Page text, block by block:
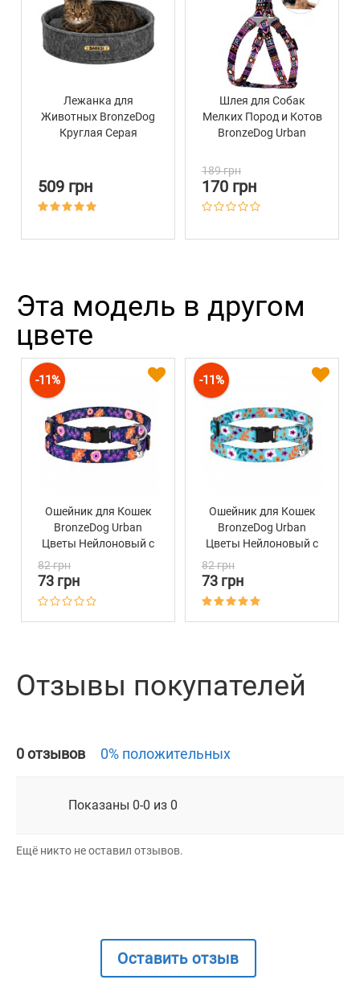
Лежанка для
Животных BronzeDog
Круглая Серая
509 грн
Шлея для Собак
Мелких Пород и Котов
BronzeDog Urban
189 грн
170 грн
Эта модель в другом
цвете
-11%
Ошейник для Кошек
BronzeDog Urban
Цветы Нейлоновый с
Пряжкой и
Колокольчиком
Синий
82 грн
73 грн
-11%
Ошейник для Кошек
BronzeDog Urban
Цветы Нейлоновый с
Пряжкой и
Колокольчиком
Ментол
82 грн
73 грн
Отзывы покупателей
0 отзывов 0% положительных
Показаны 0-0 из 0
Ещё никто не оставил отзывов.
Оставить отзыв